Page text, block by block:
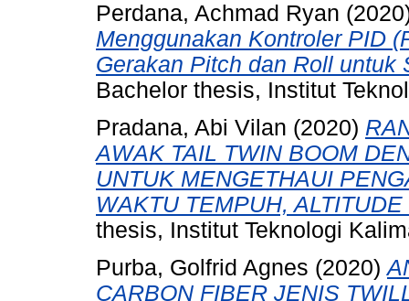
Perdana, Achmad Ryan
Menggunakan Kontroler PID
Gerakan Pitch dan Roll untuk
Bachelor thesis, Institut
Pradana, Abi Vilan (2020)
AWAK TAIL TWIN BOOM
UNTUK MENGETHAUI
WAKTU TEMPUH,
thesis, Institut Teknologi
Purba, Golfrid Agnes (2020)
CARBON FIBER JENIS